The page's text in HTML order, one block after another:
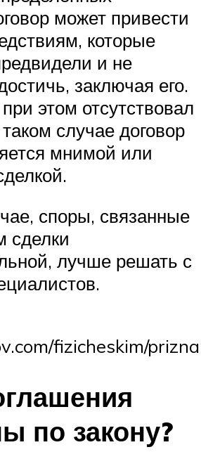
может привести
которые
и не
заключая его.
этом отсутствовал
случае договор
мнимой или
споры, связанные
сделки
лучше решать с
fizicheskim/
по закону?